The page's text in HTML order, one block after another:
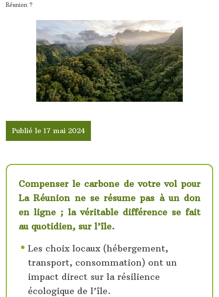
Réunion ?
Publié le 17 mai 2024
Compenser le carbone de votre vol pour
La Réunion ne se résume pas à un don
en ligne ; la véritable différence se fait
au quotidien, sur l’île.
Les choix locaux (hébergement,
transport, consommation) ont un
impact direct sur la résilience
écologique de l’île.